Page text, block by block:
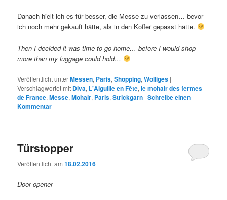
Danach hielt ich es für besser, die Messe zu verlassen… bevor
ich noch mehr gekauft hätte, als in den Koffer gepasst hätte.
Then I decided it was time to go home… before I would shop
more than my luggage could hold…
Veröffentlicht unterMessen, Paris,Shopping,Wolliges |
Verschlagwortet mit Diva, L'Aiguille en Fête,le mohair des fermes
de France,Messe,Mohair, Paris,Strickgarn |Schreibe einen
Kommentar
Türstopper
Veröffentlicht am18.02.2016
Door opener